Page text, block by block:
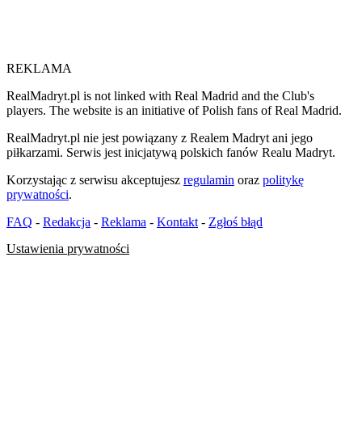
REKLAMA
RealMadryt.pl is not linked with Real Madrid and the Club's
players. The website is an initiative of Polish fans of Real Madrid.
RealMadryt.pl nie jest powiązany z Realem Madryt ani jego
piłkarzami. Serwis jest inicjatywą polskich fanów Realu Madryt.
Korzystając z serwisu akceptujesz regulamin oraz politykę
prywatności.
FAQ - Redakcja - Reklama - Kontakt - Zgłoś błąd
Ustawienia prywatności